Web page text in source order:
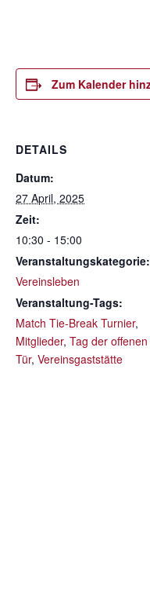
Zum Kalender
DETAILS
Datum:
27 April, 2025
Zeit:
10:30 - 15:00
Veranstaltungskategorie:
Vereinsleben
Veranstaltung-Tags:
Match Tie-Break Turnier,
Mitglieder, Tag der offenen
Tür, Vereinsgaststätte